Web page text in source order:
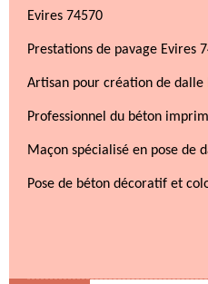
Evires 74570
Prestations de pavage Evires
Artisan pour création de dalle
Professionnel du béton
Maçon spécialisé en pose de
Pose de béton décoratif et